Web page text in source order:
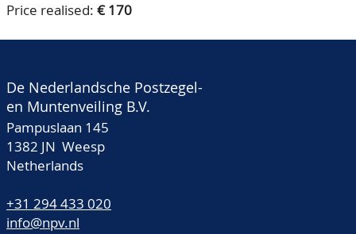
Price realised: € 170
De Nederlandsche Postzegel-
en Muntenveiling B.V.
Pampuslaan 145
1382 JN Weesp
Netherlands
+31 294 433 020
info@npv.nl